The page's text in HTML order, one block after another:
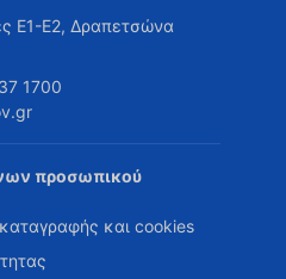
Ε1-Ε2, Δραπετσώνα
1700
προσωπικού
καταγραφής και cookies